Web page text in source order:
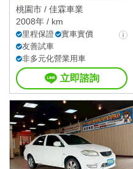
桃園市 / 佳霖車業
2008年 / km
里程保證
實車實價
友善試車
非多元化營業用車
立即諮詢